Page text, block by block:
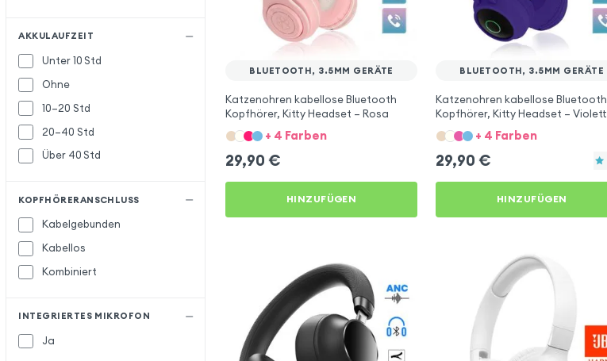
AKKULAUFZEIT
Unter 10 Std
Ohne
10–20 Std
20–40 Std
Über 40 Std
KOPFHÖRERANSCHLUSS
Kabelgebunden
Kabellos
Kombiniert
INTEGRIERTES MIKROFON
Ja
BLUETOOTH, 3.5MM GERÄTE
Katzenohren kabellose Bluetooth
Kopfhörer, Kitty Headset – Rosa
+ 4 Farben
29,90 €
HINZUFÜGEN
BLUETOOTH, 3.5MM GERÄTE
Katzenohren kabellose Bluetooth
Kopfhörer, Kitty Headset – Violett
+ 4 Farben
29,90 €
HINZUFÜGEN